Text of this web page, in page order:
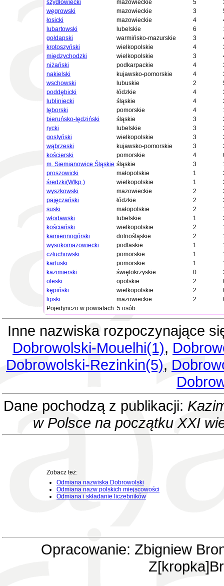
szydłowiecki mazowieckie 5
węgrowski
mazowieckie 3
łosicki
mazowieckie 4
lubartowski
lubelskie 6
gołdapski
warmińsko-mazurskie 3
krotoszyński
wielkopolskie 4
międzychodzki
wielkopolskie 3
niżański
podkarpackie 4
nakielski
kujawsko-pomorskie 4
wschowski
lubuskie 2
poddębicki
łódzkie 4
lubliniecki
śląskie 4
lęborski
pomorskie 4
bieruńsko-lędziński
śląskie 3
rycki
lubelskie 3
gostyński
wielkopolskie 3
wąbrzeski
kujawsko-pomorskie 3
kościerski
pomorskie 4
m. Siemianowice Śląskie śląskie 3
proszowicki
małopolskie 1
średzki(Wlkp.)
wielkopolskie 1
wyszkowski
mazowieckie 2
pajęczański
łódzkie 2
suski
małopolskie 2
włodawski
lubelskie 1
kościański
wielkopolskie 2
kamiennogórski
dolnośląskie 2
wysokomazowiecki
podlaskie 1
człuchowski
pomorskie 1
kartuski
pomorskie 1
kazimierski
świętokrzyskie 0
oleski
opolskie 2
kępiński
wielkopolskie 2
lipski
mazowieckie 2
Pojedynczo w powiatach: 5 osób.
Inne nazwiska rozpoczynające
Dobrowolski-Mouelhi(1),
Dobrowolski-Rezinkin(5),
Dane pochodzą z publikacji:
w Polsce na początku XXI
Zobacz też:
Odmiana nazwiska Dobrowolski
Odmiana nazw polskich miejscowości
Odmiana i składanie liczebników
Opracowanie: Zbigniew